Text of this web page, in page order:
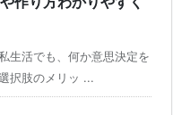
生活でも、何か意思決定を
択肢のメリッ ...